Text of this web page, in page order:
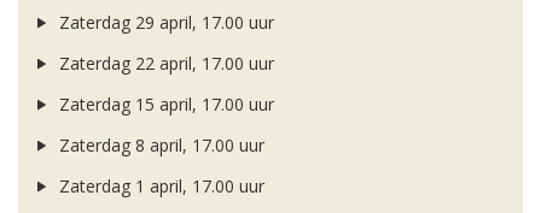
Zaterdag 29 april, 17.00 uur
Zaterdag 22 april, 17.00 uur
Zaterdag 15 april, 17.00 uur
Zaterdag 8 april, 17.00 uur
Zaterdag 1 april, 17.00 uur